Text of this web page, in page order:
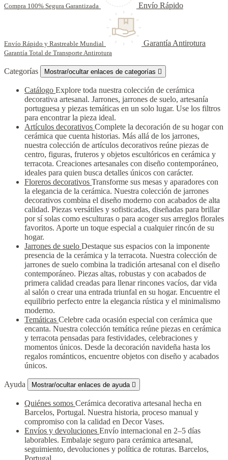
Compra 100% Segura Garantizada Envío Rápido
Envío Rápido y Rastreable Mundial Garantía Antirotura
Garantía Total de Transporte Antirotura
Categorías Mostrar/ocultar enlaces de categorías 
Catálogo Explore toda nuestra colección de cerámica
decorativa artesanal. Jarrones, jarrones de suelo, artesanía
portuguesa y piezas temáticas en un solo lugar. Use los filtros
para encontrar la pieza ideal.
Artículos decorativos Complete la decoración de su hogar con
cerámica que cuenta historias. Más allá de los jarrones,
nuestra colección de artículos decorativos reúne piezas de
centro, figuras, fruteros y objetos escultóricos en cerámica y
terracota. Creaciones artesanales con diseño contemporáneo,
ideales para quien busca detalles únicos con carácter.
Floreros decorativos Transforme sus mesas y aparadores con
la elegancia de la cerámica. Nuestra colección de jarrones
decorativos combina el diseño moderno con acabados de alta
calidad. Piezas versátiles y sofisticadas, diseñadas para brillar
por sí solas como esculturas o para acoger sus arreglos florales
favoritos. Aporte un toque especial a cualquier rincón de su
hogar.
Jarrones de suelo Destaque sus espacios con la imponente
presencia de la cerámica y la terracota. Nuestra colección de
jarrones de suelo combina la tradición artesanal con el diseño
contemporáneo. Piezas altas, robustas y con acabados de
primera calidad creadas para llenar rincones vacíos, dar vida
al salón o crear una entrada triunfal en su hogar. Encuentre el
equilibrio perfecto entre la elegancia rústica y el minimalismo
moderno.
Temáticas Celebre cada ocasión especial con cerámica que
encanta. Nuestra colección temática reúne piezas en cerámica
y terracota pensadas para festividades, celebraciones y
momentos únicos. Desde la decoración navideña hasta los
regalos románticos, encuentre objetos con diseño y acabados
únicos.
Ayuda Mostrar/ocultar enlaces de ayuda 
Quiénes somos Cerámica decorativa artesanal hecha en
Barcelos, Portugal. Nuestra historia, proceso manual y
compromiso con la calidad en Decor Vases.
Envíos y devoluciones Envío internacional en 2–5 días
laborables. Embalaje seguro para cerámica artesanal,
seguimiento, devoluciones y política de roturas. Barcelos,
Portugal.